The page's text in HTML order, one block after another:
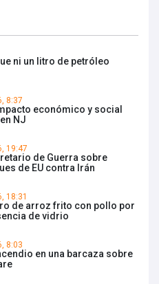
ni un litro de petróleo
8:37
económico y social
NJ
19:47
de Guerra sobre
de EU contra Irán
18:31
de arroz frito con pollo por
de vidrio
8:03
en una barcaza sobre